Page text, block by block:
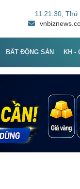
11:21:30, Thứ
BẤT ĐỘNG SẢN KH -